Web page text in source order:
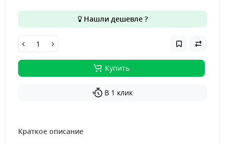
Нашли дешевле ?
Купить
В 1 клик
Краткое описание